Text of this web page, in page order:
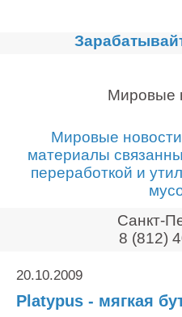
Главная
Дробильное
Компакторы,
Видео
Мировые
Мировые
материалы
переработкой и
Санкт-
8 (812)
20.10.2009
Platypus - мягкая